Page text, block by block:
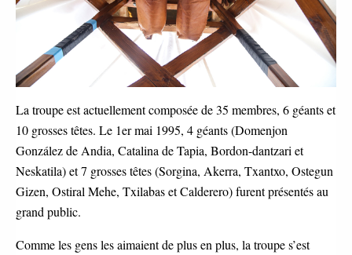
La troupe est actuellement composée de 35 membres, 6 géants et
10 grosses têtes. Le 1er mai 1995, 4 géants (Domenjon
González de Andia, Catalina de Tapia, Bordon-dantzari et
Neskatila) et 7 grosses têtes (Sorgina, Akerra, Txantxo, Ostegun
Gizen, Ostiral Mehe, Txilabas et Calderero) furent présentés au
grand public.
Comme les gens les aimaient de plus en plus, la troupe s’est